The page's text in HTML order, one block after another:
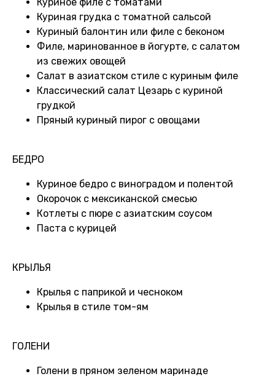
Куриное филе с томатами
Куриная грудка с томатной сальсой
Куриный балонтин или филе с беконом
Филе, маринованное в йогурте, с салатом
из свежих овощей
Салат в азиатском стиле с куриным филе
Классический салат Цезарь с куриной
грудкой
Пряный куриный пирог с овощами
БЕДРО
Куриное бедро с виноградом и полентой
Окорочок с мексиканской смесью
Котлеты с пюре с азиатским соусом
Паста с курицей
КРЫЛЬЯ
Крылья с паприкой и чесноком
Крылья в стиле том-ям
ГОЛЕНИ
Голени в пряном зеленом маринаде